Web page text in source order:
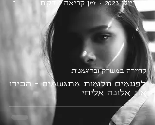
לפעמים חלומות מתגשמים - הכירו
את אלונה אליחי
קריירה במשחק ובדוגמנות
זמן קריאה 2 דקות